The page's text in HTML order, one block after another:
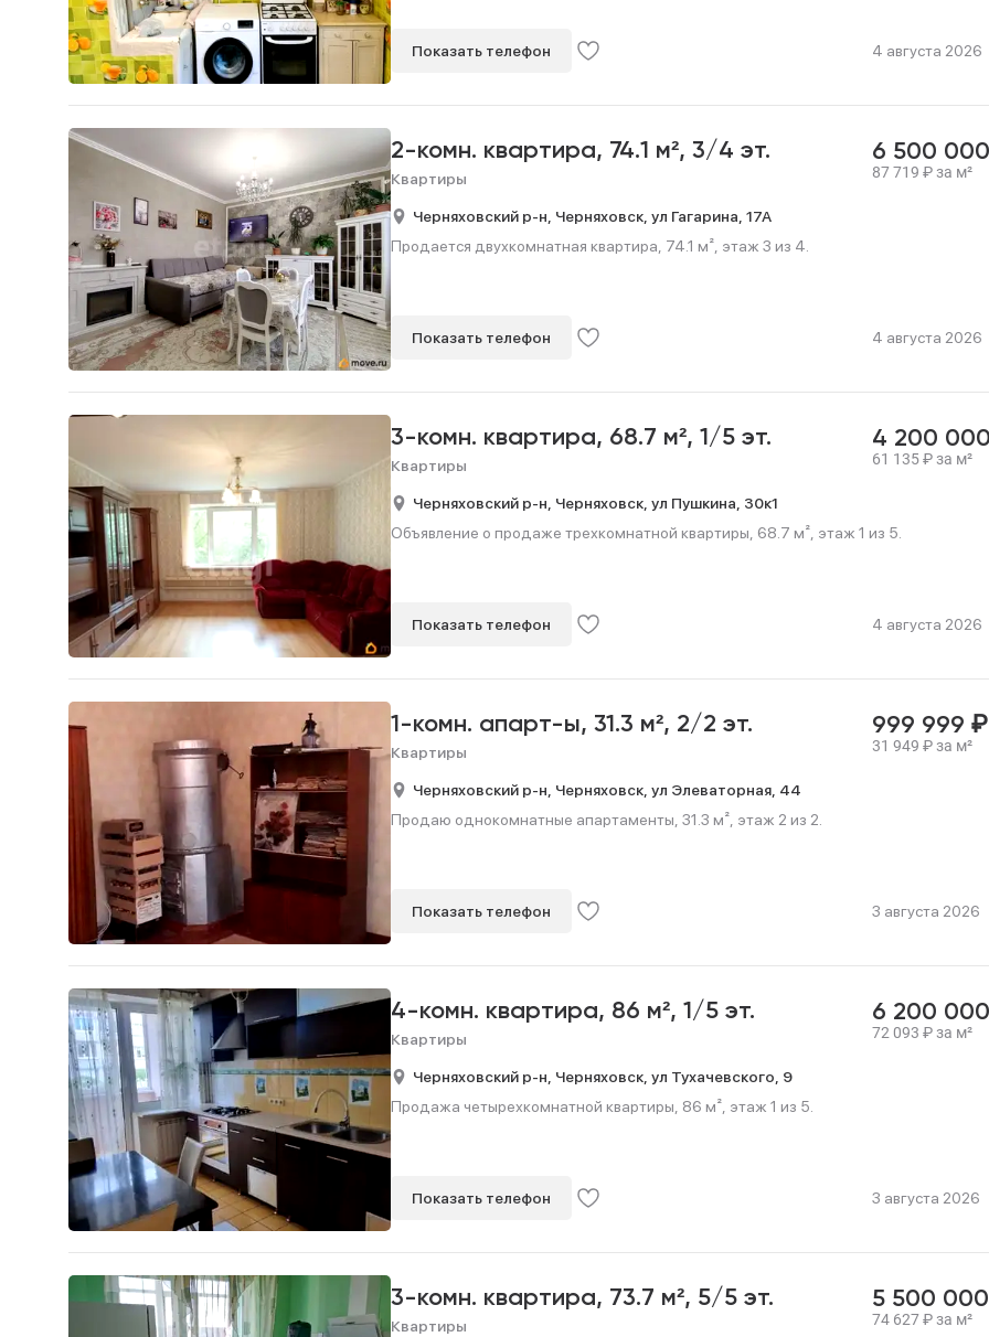
Показать телефон 4 августа 2026
2-комн. квартира, 74.1 м², 3/4 эт.
Квартиры
6 500
87 719 ₽за м²
Черняховский р-н, Черняховск, ул Гагарина, 17А
Продается двухкомнатная квартира, 74.1 м², этаж 3 из 4.
Показать телефон 4 августа 2026
3-комн. квартира, 68.7 м², 1/5 эт.
Квартиры
4 200
61 135₽за м²
Черняховский р-н, Черняховск, ул Пушкина, 30к1
Объявление о продаже трехкомнатной квартиры, 68.7 м², этаж 1 из 5.
Показать телефон 4 августа 2026
1-комн. апарт-ы, 31.3 м², 2/2 эт.
Квартиры
999 999 ₽
31 949 ₽за м²
Черняховский р-н, Черняховск, ул Элеваторная, 44
Продаю однокомнатные апартаменты, 31.3 м², этаж 2 из 2.
Показать телефон 3 августа 2026
4-комн. квартира, 86 м², 1/5 эт.
Квартиры
6 200
72 093 ₽за м²
Черняховский р-н, Черняховск, ул Тухачевского, 9
Продажа четырехкомнатной квартиры, 86 м², этаж 1 из 5.
Показать телефон 3 августа 2026
3-комн. квартира, 73.7 м², 5/5 эт.
Квартиры
5 500
74 627₽за м²